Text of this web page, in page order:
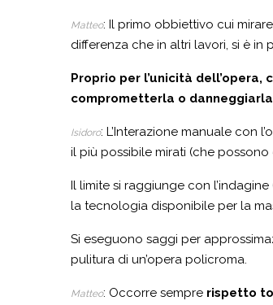
Matteo: Il primo obbiettivo cui
differenza che in altri lavori, si è in
Proprio per l’unicità
comprometterla o
Isidoro: L’Interazione manuale con
il più possibile mirati (che
Il limite si raggiunge con
la tecnologia disponibile per la
Si eseguono saggi per
pulitura di un’opera policroma.
Matteo: Occorre sempre rispetto